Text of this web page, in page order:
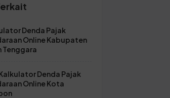
Denda Pajak
Online Kabupaten
Tenggara
Denda Pajak
Online Kota